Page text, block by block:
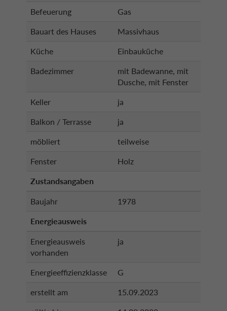
Befeuerung Gas
Bauart des Hauses Massivhaus
Küche Einbauküche
Badezimmer
mit Badewanne, mit
Dusche, mit Fenster
Keller ja
Balkon / Terrasse ja
möbliert teilweise
Fenster Holz
Zustandsangaben
Baujahr 1978
Energieausweis
Energieausweis
vorhanden
ja
Energieeffizienzklasse G
erstellt am 15.09.2023